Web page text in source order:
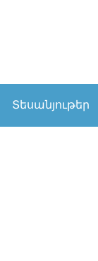
Տեսանյութեր